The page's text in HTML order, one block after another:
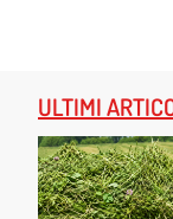
ULTIMI